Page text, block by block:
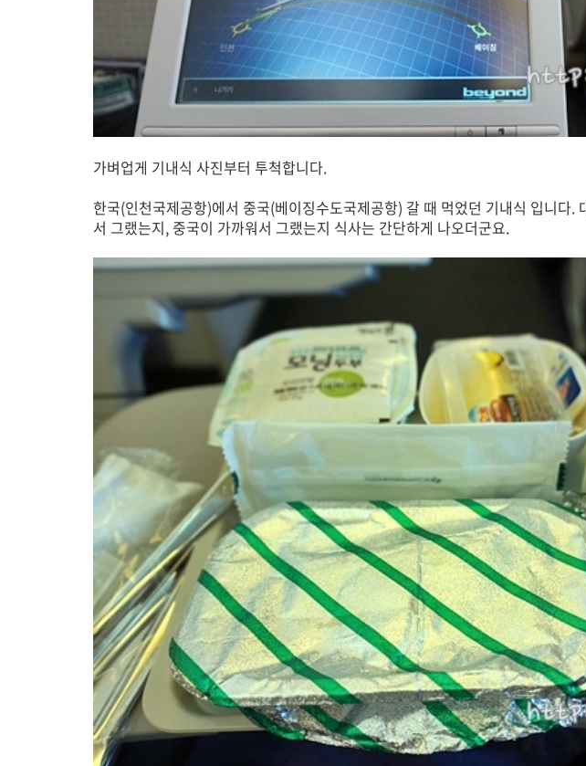
가벼업게 기내식 사진부터 투척합니다.
한국(인천국제공항)에서 중국(베이징수도국제공항) 갈 때 먹었던 기내식 입니다.
서 그랬는지, 중국이 가까워서 그랬는지 식사는 간단하게 나오더군요.